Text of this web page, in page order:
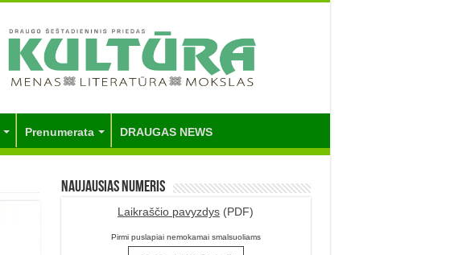
Prenumerata DRAUGAS NEWS
Naujausias numeris
Laikraščio pavyzdys (PDF)
Pirmi puslapiai nemokamai smalsuoliams